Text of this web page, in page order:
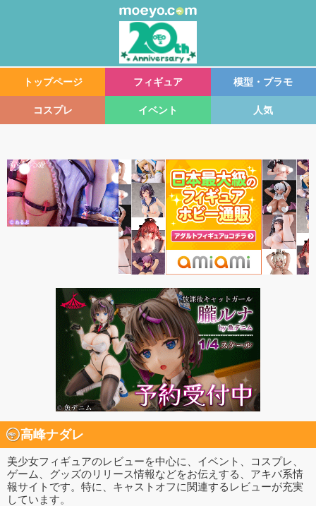
トップページ フィギュア 模型・プラモ
コスプレ イベント 人気
高峰ナダレ
美少女フィギュアのレビューを中心に、イベント、コスプレ、
ゲーム、グッズのリリース情報などをお伝えする、アキバ系情
報サイトです。特に、キャストオフに関連するレビューが充実
しています。